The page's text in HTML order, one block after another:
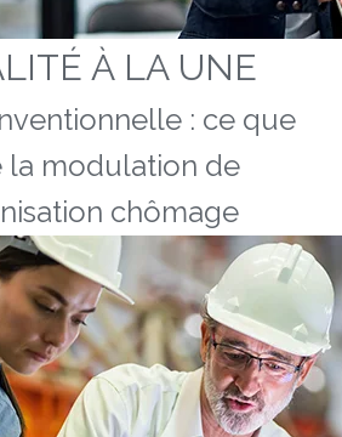
À LA UNE
: ce que
la modulation de
chômage